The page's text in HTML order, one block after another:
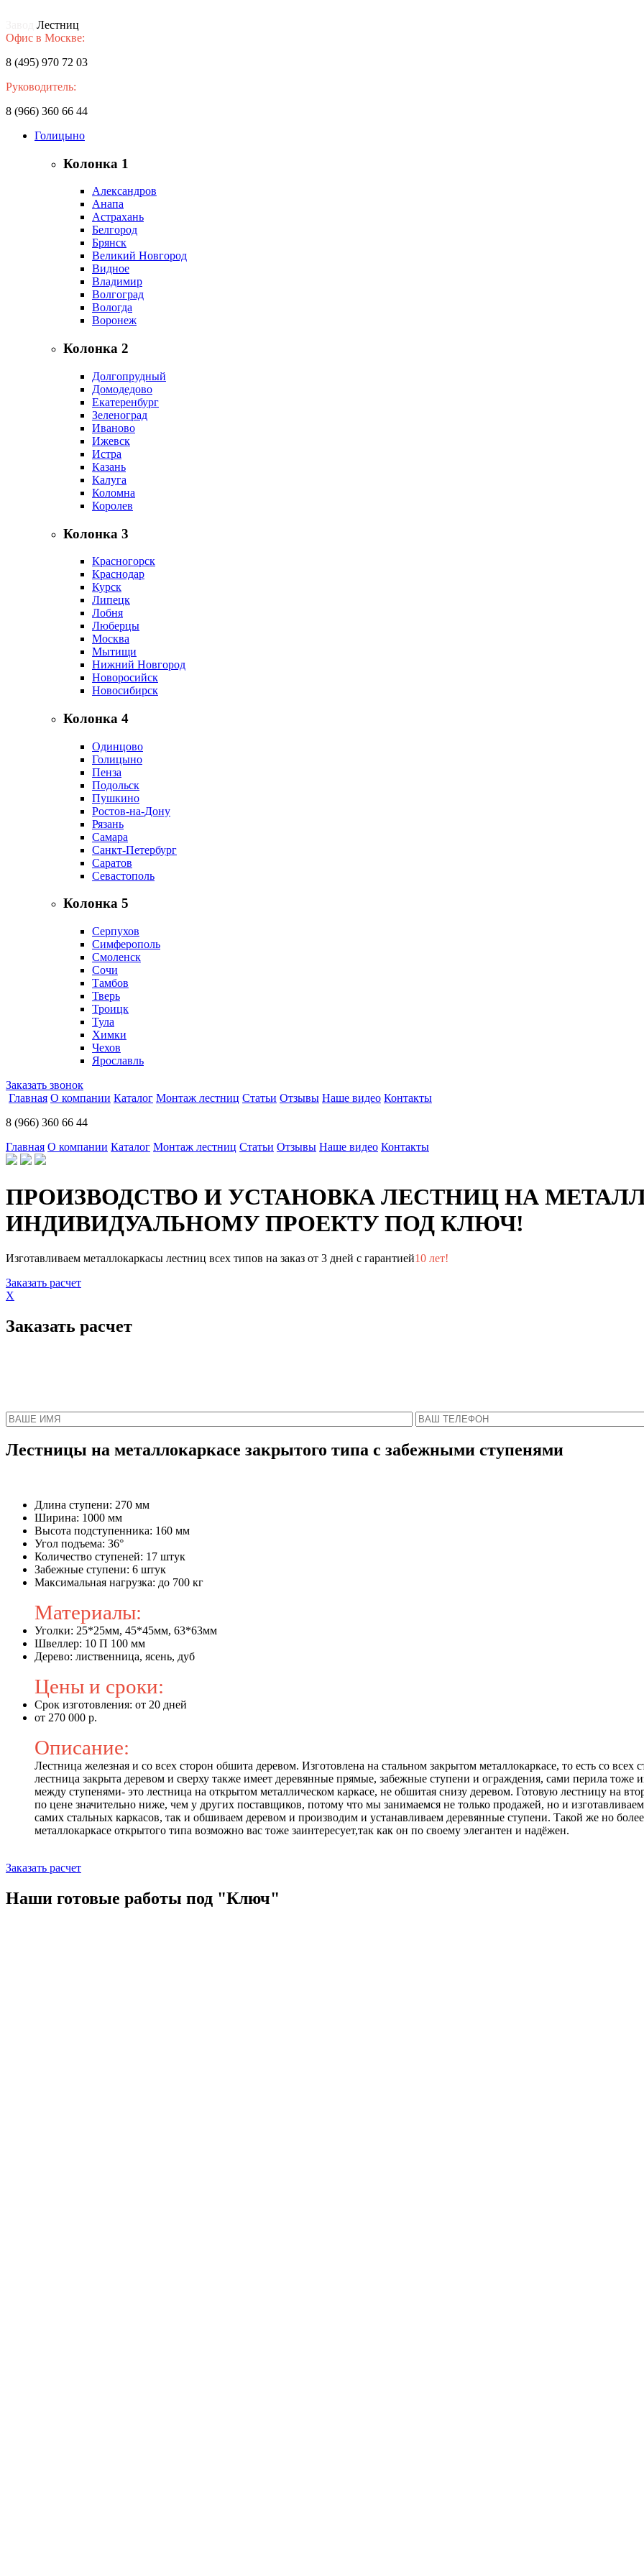
Лестниц
Офис в Москве:
8 (495) 970 72 03
Руководитель:
8 (966) 360 66 44
Голицыно
Колонка 1
Александров
Анапа
Астрахань
Белгород
Брянск
Великий Новгород
Видное
Владимир
Волгоград
Вологда
Воронеж
Колонка 2
Долгопрудный
Домодедово
Екатеренбург
Зеленоград
Иваново
Ижевск
Истра
Казань
Калуга
Коломна
Королев
Колонка 3
Красногорск
Краснодар
Курск
Липецк
Лобня
Люберцы
Москва
Мытищи
Нижний Новгород
Новоросийск
Новосибирск
Колонка 4
Одинцово
Голицыно
Пенза
Подольск
Пушкино
Ростов-на-Дону
Рязань
Самара
Санкт-Петербург
Саратов
Севастополь
Колонка 5
Серпухов
Симферополь
Смоленск
Сочи
Тамбов
Тверь
Троицк
Тула
Химки
Чехов
Ярославль
Заказать звонок
Главная О компании Каталог Монтаж лестниц Статьи Отзывы Наше видео Контакты
8 (966) 360 66 44
Главная О компании Каталог Монтаж лестниц Статьи Отзывы Наше видео Контакты
ПРОИЗВОДСТВО И УСТАНОВКА ЛЕСТНИЦ НА
ИНДИВИДУАЛЬНОМУ ПРОЕКТУ ПОД КЛЮЧ!
Изготавливаем металлокаркасы лестниц всех типов на заказ от 3 дней с гарантией10 лет!
Заказать расчет
X
Заказать расчет
Лестницы на металлокаркасе закрытого типа с забежными ступенями
Длина ступени: 270 мм
Ширина: 1000 мм
Высота подступенника: 160 мм
Угол подъема: 36°
Количество ступеней: 17 штук
Забежные ступени: 6 штук
Максимальная нагрузка: до 700 кг
Материалы:
Уголки: 25*25мм, 45*45мм, 63*63мм
Швеллер: 10 П 100 мм
Дерево: лиственница, ясень, дуб
Цены и сроки:
Срок изготовления: от 20 дней
от 270 000 р.
Описание:
Лестница железная и со всех сторон обшита деревом. Изготовлена на стальном закрытом металлокаркасе, то есть со
лестница закрыта деревом и сверху также имеет деревянные прямые, забежные ступени и ограждения, сами перила тоже
между ступенями- это лестница на открытом металлическом каркасе, не обшитая снизу деревом. Готовую лестницу на
по цене значительно ниже, чем у других поставщиков, потому что мы занимаемся не только продажей, но и
самих стальных каркасов, так и обшиваем деревом и производим и устанавливаем деревянные ступени. Такой же но
металлокаркасе открытого типа возможно вас тоже заинтересует,так как он по своему элегантен и надёжен.
Заказать расчет
Наши готовые работы под "Ключ"